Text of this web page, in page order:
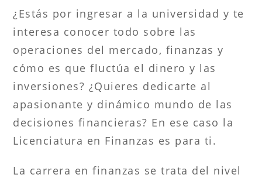
¿Estás por ingresar a la universidad y te
interesa conocer todo sobre las
operaciones del mercado, finanzas y
cómo es que fluctúa el dinero y las
inversiones? ¿Quieres dedicarte al
apasionante y dinámico mundo de las
decisiones financieras? En ese caso la
Licenciatura en Finanzas es para ti.
La carrera en finanzas se trata del nivel